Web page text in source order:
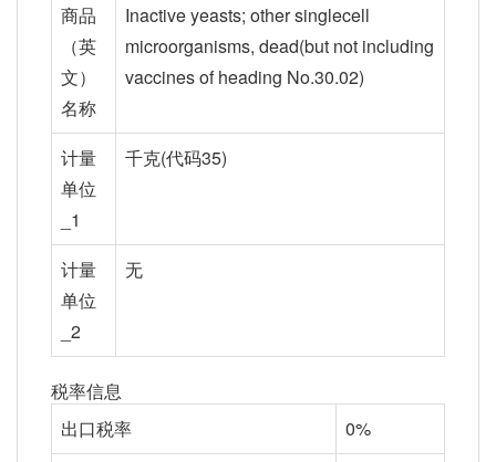
商品
（英
文）
名称
Inactive yeasts; other singlecell
microorganisms, dead(but not including
vaccines of heading No.30.02)
计量
单位
_1
千克(代码35)
计量
单位
_2
无
税率信息
出口税率
0%